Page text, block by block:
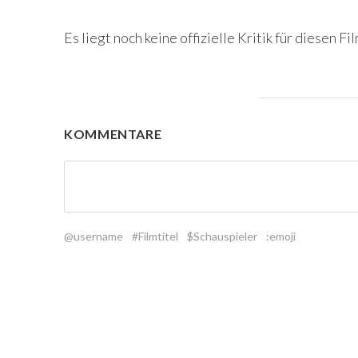
Es liegt noch keine offizielle Kritik für diesen
KOMMENTARE
@username #Filmtitel $Schauspieler :emoji